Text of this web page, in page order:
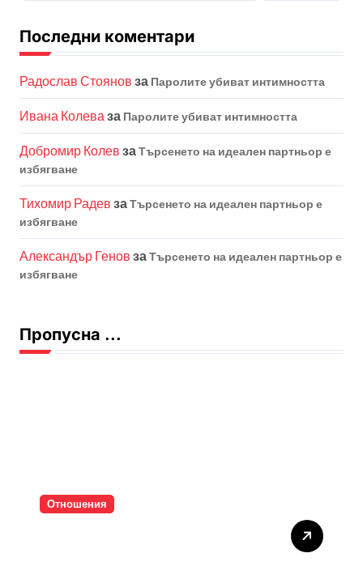
Последни коментари
Радослав Стоянов за Паролите убиват интимността
Ивана Колеваза Паролите убиват интимността
Добромир Колев заТърсенето на идеален партньор е
избягване
Тихомир Радев заТърсенето на идеален партньор е
избягване
Александър Генов заТърсенето на идеален партньор е
избягване
Пропусна ...
Отношения